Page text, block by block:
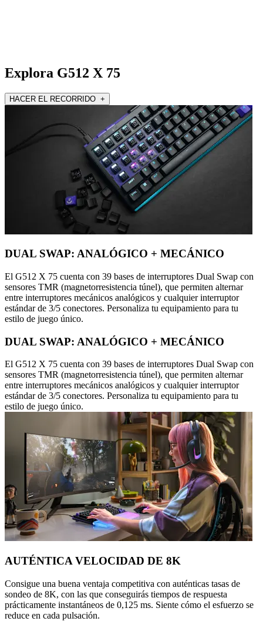
Explora G512 X 75
HACER EL RECORRIDO +
DUAL SWAP: ANALÓGICO + MECÁNICO
El G512 X 75 cuenta con 39 bases de interruptores Dual Swap con
sensores TMR (magnetorresistencia túnel), que permiten alternar
entre interruptores mecánicos analógicos y cualquier interruptor
estándar de 3/5 conectores. Personaliza tu equipamiento para tu
estilo de juego único.
DUAL SWAP: ANALÓGICO + MECÁNICO
El G512 X 75 cuenta con 39 bases de interruptores Dual Swap con
sensores TMR (magnetorresistencia túnel), que permiten alternar
entre interruptores mecánicos analógicos y cualquier interruptor
estándar de 3/5 conectores. Personaliza tu equipamiento para tu
estilo de juego único.
AUTÉNTICA VELOCIDAD DE 8K
Consigue una buena ventaja competitiva con auténticas tasas de
sondeo de 8K, con las que conseguirás tiempos de respuesta
prácticamente instantáneos de 0,125 ms. Siente cómo el esfuerzo se
reduce en cada pulsación.